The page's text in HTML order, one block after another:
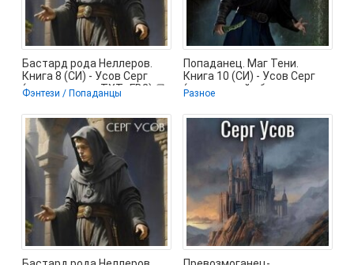
Бастард рода Неллеров.
Книга 8 (СИ) - Усов Серг
(читать книги .TXT, .FB2) 📗
Фэнтези / Попаданцы
Попаданец. Маг Тени.
Книга 10 (СИ) - Усов Серг
(книги онлайн бесплатно
Разное